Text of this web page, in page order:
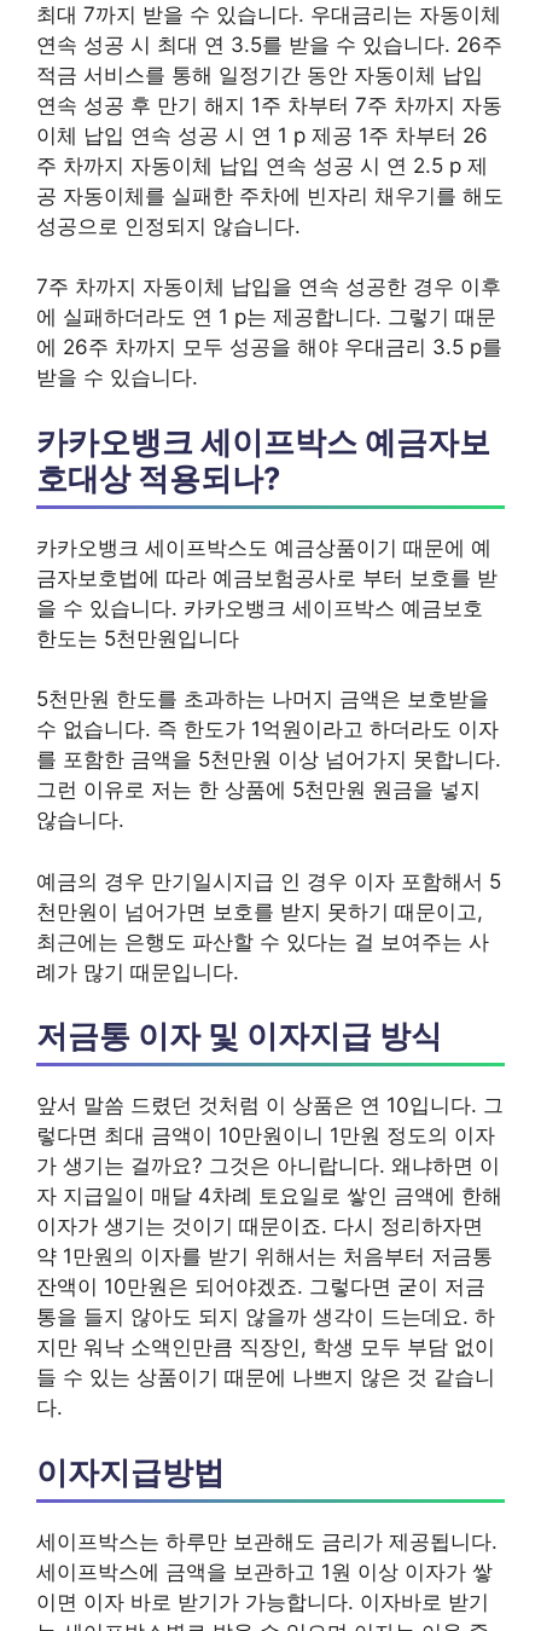
최대 7까지 받을 수 있습니다. 우대금리는 자동이체
연속 성공 시 최대 연 3.5를 받을 수 있습니다. 26주
적금 서비스를 통해 일정기간 동안 자동이체 납입
연속 성공 후 만기 해지 1주 차부터 7주 차까지 자동
이체 납입 연속 성공 시 연 1 p 제공 1주 차부터 26
주 차까지 자동이체 납입 연속 성공 시 연 2.5 p 제
공 자동이체를 실패한 주차에 빈자리 채우기를 해도
성공으로 인정되지 않습니다.
7주 차까지 자동이체 납입을 연속 성공한 경우 이후
에 실패하더라도 연 1 p는 제공합니다. 그렇기 때문
에 26주 차까지 모두 성공을 해야 우대금리 3.5 p를
받을 수 있습니다.
카카오뱅크 세이프박스 예금자보
호대상 적용되나?
카카오뱅크 세이프박스도 예금상품이기 때문에 예
금자보호법에 따라 예금보험공사로 부터 보호를 받
을 수 있습니다. 카카오뱅크 세이프박스 예금보호
한도는 5천만원입니다
5천만원 한도를 초과하는 나머지 금액은 보호받을
수 없습니다. 즉 한도가 1억원이라고 하더라도 이자
를 포함한 금액을 5천만원 이상 넘어가지 못합니다.
그런 이유로 저는 한 상품에 5천만원 원금을 넣지
않습니다.
예금의 경우 만기일시지급 인 경우 이자 포함해서 5
천만원이 넘어가면 보호를 받지 못하기 때문이고,
최근에는 은행도 파산할 수 있다는 걸 보여주는 사
례가 많기 때문입니다.
저금통 이자 및 이자지급 방식
앞서 말씀 드렸던 것처럼 이 상품은 연 10입니다. 그
렇다면 최대 금액이 10만원이니 1만원 정도의 이자
가 생기는 걸까요? 그것은 아니랍니다. 왜냐하면 이
자 지급일이 매달 4차례 토요일로 쌓인 금액에 한해
이자가 생기는 것이기 때문이죠. 다시 정리하자면
약 1만원의 이자를 받기 위해서는 처음부터 저금통
잔액이 10만원은 되어야겠죠. 그렇다면 굳이 저금
통을 들지 않아도 되지 않을까 생각이 드는데요. 하
지만 워낙 소액인만큼 직장인, 학생 모두 부담 없이
들 수 있는 상품이기 때문에 나쁘지 않은 것 같습니
다.
이자지급방법
세이프박스는 하루만 보관해도 금리가 제공됩니다.
세이프박스에 금액을 보관하고 1원 이상 이자가 쌓
이면 이자 바로 받기가 가능합니다. 이자바로 받기